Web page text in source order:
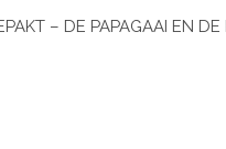
– DE PAPAGAAI EN DE